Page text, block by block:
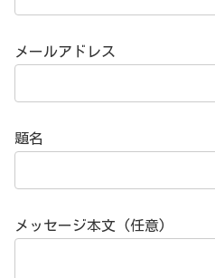
メールアドレス
題名
メッセージ本文 (任意)